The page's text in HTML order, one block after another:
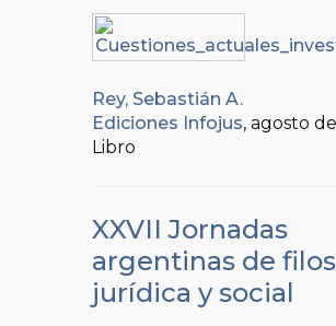
Rey, Sebastián A.
Ediciones Infojus, agosto
Libro
XXVII Jornadas
argentinas de
jurídica y social